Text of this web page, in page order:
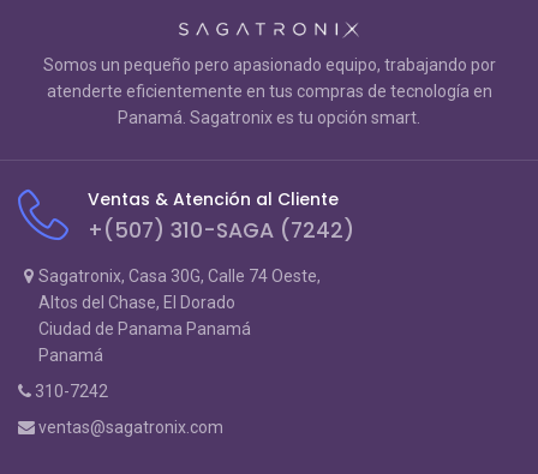
Somos un pequeño pero apasionado equipo, trabajando por
atenderte eficientemente en tus compras de tecnología en
Panamá. Sagatronix es tu opción smart.
Ventas & Atención al Cliente
+(507) 310-SAGA (7242)
Sagatronix, Casa 30G, Calle 74 Oeste,
Altos del Chase, El Dorado
Ciudad de Panama Panamá
Panamá
310-7242
ventas@sagatronix.com